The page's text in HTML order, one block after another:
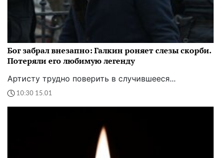
Бог забрал внезапно: Галкин роняет слезы скорби.
Потеряли его любимую легенду
Артисту трудно поверить в случившееся...
10:30 15.01